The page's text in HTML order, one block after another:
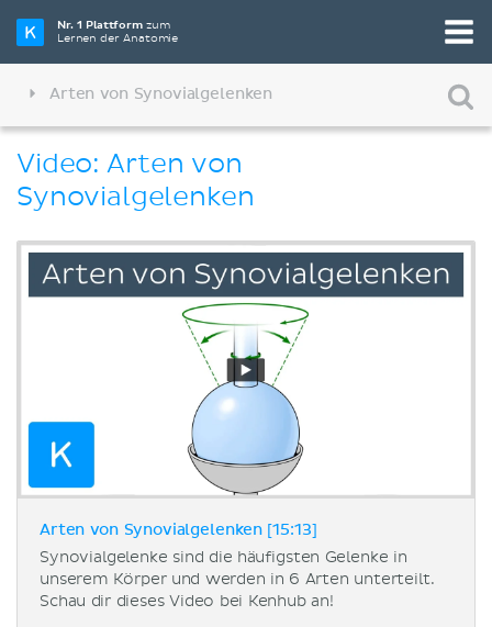
Nr. 1 Plattformzum
Lernen der Anatomie
Arten von Synovialgelenken
Video: Arten von
Synovialgelenken
Arten von Synovialgelenken [15:13]
Synovialgelenke sind die häufigsten Gelenke in
unserem Körper und werden in 6 Arten unterteilt.
Schau dir dieses Video bei Kenhub an!